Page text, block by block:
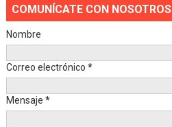
COMUNÍCATE CON NOSOTROS
Nombre
Correo electrónico *
Mensaje *